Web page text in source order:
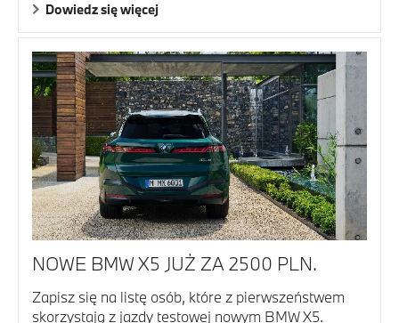
Dowiedz się więcej
NOWE BMW X5 JUŻ ZA 2500 PLN.
Zapisz się na listę osób, które z pierwszeństwem
skorzystają z jazdy testowej nowym BMW X5.